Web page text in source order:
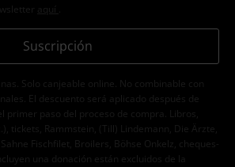
aquí
Suscripción
Solo canjeable online. No combinable con
El descuento será aplicado después de
primer paso del proceso de compra. Libros,
tickets, Rammstein, (Till) Lindemann, Die Ärzte,
Fischfilet, Broilers, Böhse Onkelz, cheques-
una donación están excluidos de la